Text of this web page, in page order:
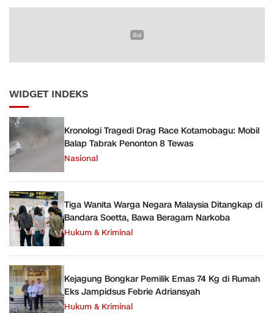
WIDGET INDEKS
Kronologi Tragedi Drag Race Kotamobagu: Mobil
Balap Tabrak Penonton 8 Tewas
Nasional
Tiga Wanita Warga Negara Malaysia Ditangkap di
Bandara Soetta, Bawa Beragam Narkoba
Hukum & Kriminal
Kejagung Bongkar Pemilik Emas 74 Kg di Rumah
Eks Jampidsus Febrie Adriansyah
Hukum & Kriminal